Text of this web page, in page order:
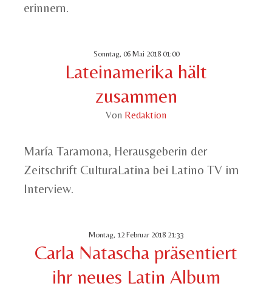
erinnern.
Sonntag, 06 Mai 2018 01:00
Lateinamerika hält
zusammen
Von Redaktion
María Taramona, Herausgeberin der
Zeitschrift CulturaLatina bei Latino TV im
Interview.
Montag, 12 Februar 2018 21:33
Carla Natascha präsentiert
ihr neues Latin Album